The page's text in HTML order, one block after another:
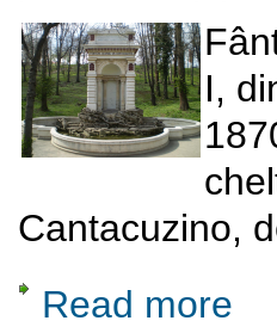
I,
Cantacuzino,
Read more